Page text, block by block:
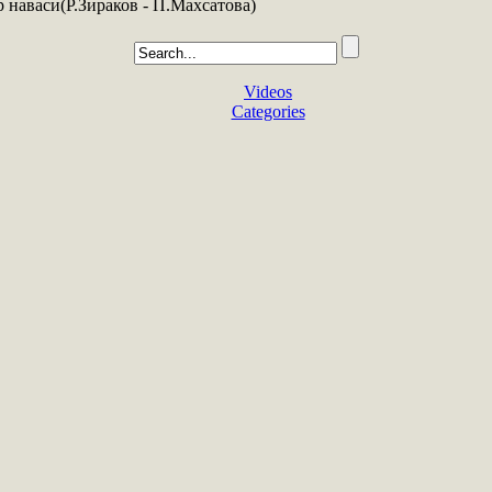
- П.Махсатова)
Videos
Categories